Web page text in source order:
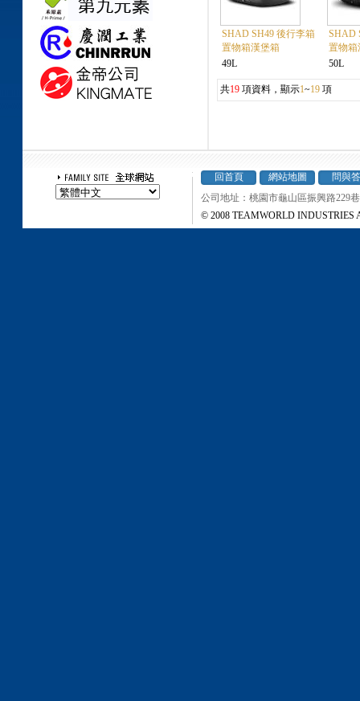
SHAD SH49 後行李箱
置物箱漢堡箱
49L
SHAD
置物箱
50L
共19 項資料，顯示1~19 項
回首頁 網站地圖
問與答
公司地址：桃園市龜山區振興路229
© 2008 TEAMWORLD INDUSTRIES